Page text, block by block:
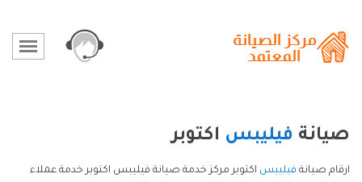
صيانة فيليبس اكتوبر
ارقام صيانة فيليبس اكتوبر مركز خدمة صيانة فيليبس اكتوبر خدمة عملاء